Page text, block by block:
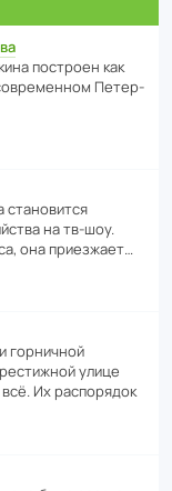
пост­роен как
Пете­р­
стано­вится
на тв-шоу.
она приезжает…
горни­чной
улице
Их распо­рядок